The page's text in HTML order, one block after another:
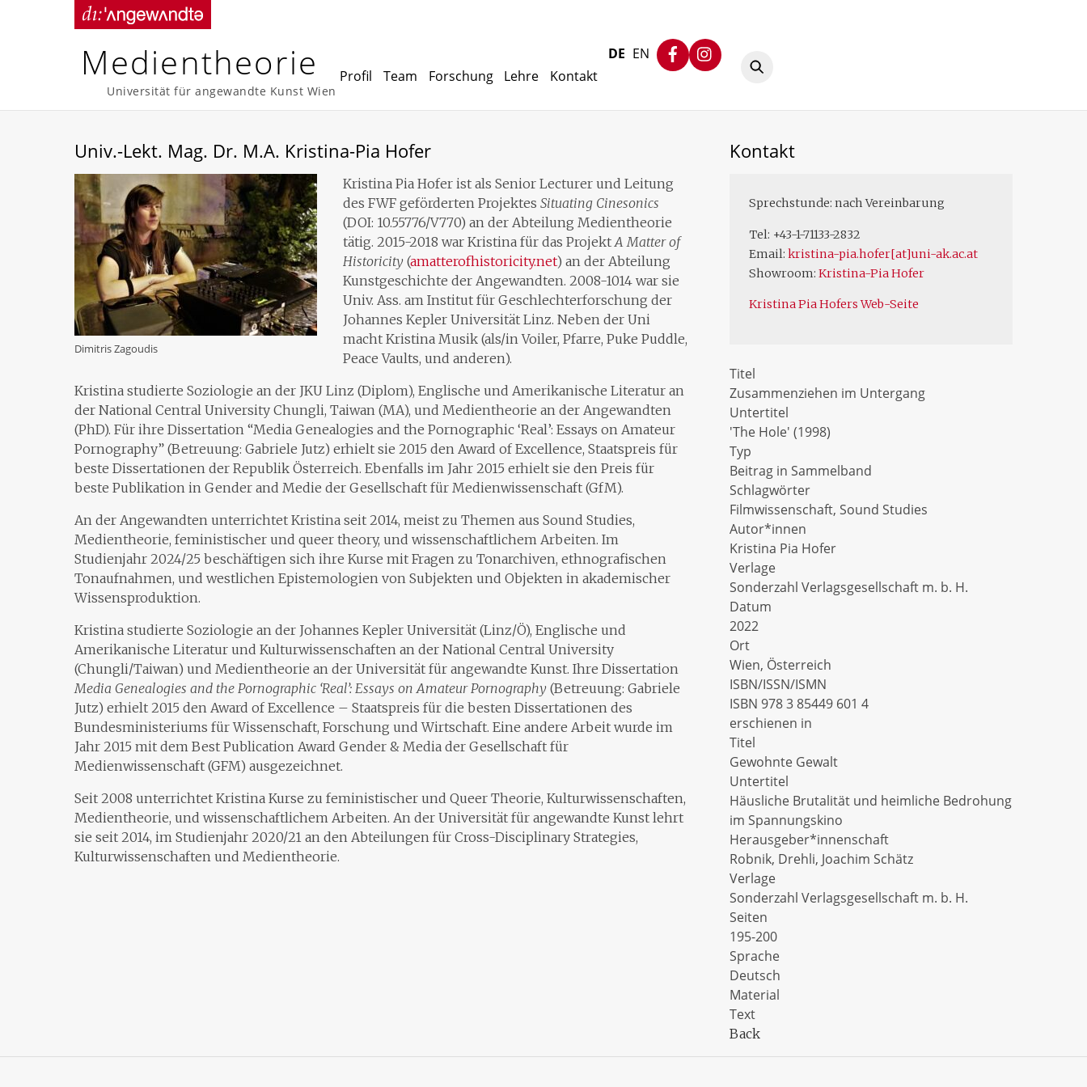
Medientheorie
Universität für angewandte Kunst Wien
DE EN
FacebookInstagram
Profil
Team Forschung Lehre Kontakt
Univ.-Lekt. Mag. Dr. M.A. Kristina-Pia Hofer
Dimitris Zagoudis
Kristina Pia Hofer ist als Senior Lecturer und Leitung
des FWF geförderten Projektes Situating Cinesonics
(DOI: 10.55776/V770) an der Abteilung Medientheorie
tätig. 2015-2018 war Kristina für das ProjektA Matter of
Historicity (amatterofhistoricity.net) an der Abteilung
Kunstgeschichte der Angewandten. 2008-1014 war sie
Univ. Ass. am Institut für Geschlechterforschung der
Johannes Kepler Universität Linz. Neben der Uni
macht Kristina Musik (als/in Voiler, Pfarre, Puke Puddle,
Peace Vaults, und anderen).
Kristina studierte Soziologie an der JKU Linz (Diplom), Englische und Amerikanische Literatur an
der National Central University Chungli, Taiwan (MA), und Medientheorie an der Angewandten
(PhD). Für ihre Dissertation “Media Genealogies and the Pornographic ‘Real’: Essays on Amateur
Pornography” (Betreuung: Gabriele Jutz) erhielt sie 2015 den Award of Excellence, Staatspreis für
beste Dissertationen der Republik Österreich. Ebenfalls im Jahr 2015 erhielt sie den Preis für
beste Publikation in Gender and Medie der Gesellschaft für Medienwissenschaft (GfM).
An der Angewandten unterrichtet Kristina seit 2014, meist zu Themen aus Sound Studies,
Medientheorie, feministischer und queer theory, und wissenschaftlichem Arbeiten. Im
Studienjahr 2024/25 beschäftigen sich ihre Kurse mit Fragen zu Tonarchiven, ethnografischen
Tonaufnahmen, und westlichen Epistemologien von Subjekten und Objekten in akademischer
Wissensproduktion.
Kristina studierte Soziologie an der Johannes Kepler Universität (Linz/Ö), Englische und
Amerikanische Literatur und Kulturwissenschaften an der National Central University
(Chungli/Taiwan) und Medientheorie an der Universität für angewandte Kunst. Ihre Dissertation
Media Genealogies and the Pornographic ‘Real’: Essays on Amateur Pornography (Betreuung: Gabriele
Jutz) erhielt 2015 den Award of Excellence – Staatspreis für die besten Dissertationen des
Bundesministeriums für Wissenschaft, Forschung und Wirtschaft. Eine andere Arbeit wurde im
Jahr 2015 mit dem Best Publication Award Gender & Media der Gesellschaft für
Medienwissenschaft (GFM) ausgezeichnet.
Seit 2008 unterrichtet Kristina Kurse zu feministischer und Queer Theorie, Kulturwissenschaften,
Medientheorie, und wissenschaftlichem Arbeiten. An der Universität für angewandte Kunst lehrt
sie seit 2014, im Studienjahr 2020/21 an den Abteilungen für Cross-Disciplinary Strategies,
Kulturwissenschaften und Medientheorie.
Kontakt
Sprechstunde: nach Vereinbarung
Tel: +43-1-71133-2832
Email: kristina-pia.hofer[at]uni-ak.ac.at
Showroom: Kristina-Pia Hofer
Kristina Pia Hofers Web-Seite
Titel
Zusammenziehen im Untergang
Untertitel
'The Hole' (1998)
Typ
Beitrag in Sammelband
Schlagwörter
Filmwissenschaft, Sound Studies
Autor*innen
Kristina Pia Hofer
Verlage
Sonderzahl Verlagsgesellschaft m. b. H.
Datum
2022
Ort
Wien, Österreich
ISBN/ISSN/ISMN
ISBN 978 3 85449 601 4
erschienen in
Titel
Gewohnte Gewalt
Untertitel
Häusliche Brutalität und heimliche Bedrohung
im Spannungskino
Herausgeber*innenschaft
Robnik, Drehli, Joachim Schätz
Verlage
Sonderzahl Verlagsgesellschaft m. b. H.
Seiten
195-200
Sprache
Deutsch
Material
Text
Back